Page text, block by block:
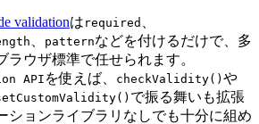
validationは required
patternなどを付けるだけで、多
ラウザ標準で任せられます。
API を使えば、 checkValidity() や
で振る舞いも拡張
ションライブラリなしでも十分に組め